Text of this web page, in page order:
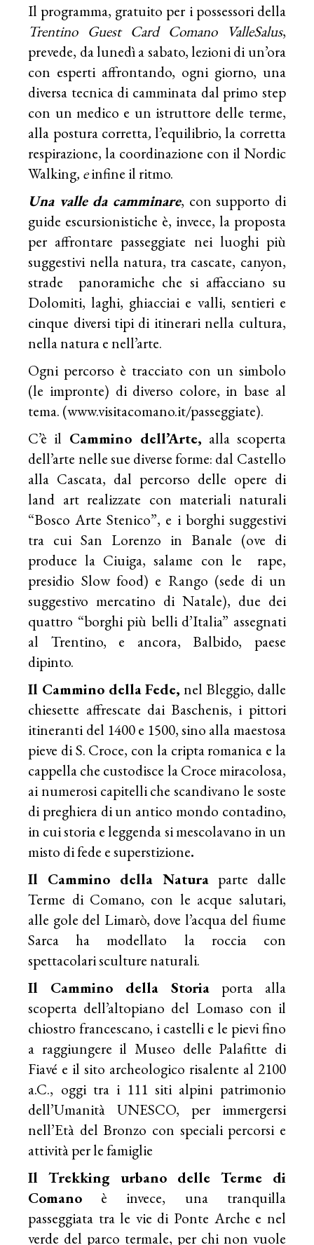
Il programma, gratuito per i possessori della
Trentino Guest Card Comano ValleSalus,
prevede, da lunedì a sabato, lezioni di un’ora
con esperti affrontando, ogni giorno, una
diversa tecnica di camminata dal primo step
con un medico e un istruttore delle terme,
alla postura corretta, l’equilibrio, la corretta
respirazione, la coordinazione con il Nordic
Walking, einfine il ritmo.
Una valle da camminare, con supporto di
guide escursionistiche è, invece, la proposta
per affrontare passeggiate nei luoghi più
suggestivi nella natura, tra cascate, canyon,
strade panoramiche che si affacciano su
Dolomiti, laghi, ghiacciai e valli, sentieri e
cinque diversi tipi di itinerari nella cultura,
nella natura e nell’arte.
Ogni percorso è tracciato con un simbolo
(le impronte) di diverso colore, in base al
tema. (www.visitacomano.it/passeggiate).
C’è il Cammino dell’Arte, alla scoperta
dell’arte nelle sue diverse forme: dal Castello
alla Cascata, dal percorso delle opere di
land art realizzate con materiali naturali
“Bosco Arte Stenico”, e i borghi suggestivi
tra cui San Lorenzo in Banale (ove di
produce la Ciuiga, salame con le rape,
presidio Slow food) e Rango (sede di un
suggestivo mercatino di Natale), due dei
quattro “borghi più belli d’Italia” assegnati
al Trentino, e ancora, Balbido, paese
dipinto.
Il Cammino della Fede, nel Bleggio, dalle
chiesette affrescate dai Baschenis, i pittori
itineranti del 1400 e 1500, sino alla maestosa
pieve di S. Croce, con la cripta romanica e la
cappella che custodisce la Croce miracolosa,
ai numerosi capitelli che scandivano le soste
di preghiera di un antico mondo contadino,
in cui storia e leggenda si mescolavano in un
misto di fede e superstizione.
Il Cammino della Naturaparte dalle
Terme di Comano, con le acque salutari,
alle gole del Limarò, dove l’acqua del fiume
Sarca ha modellato la roccia con
spettacolari sculture naturali.
Il Cammino della Storiaporta alla
scoperta dell’altopiano del Lomaso con il
chiostro francescano, i castelli e le pievi fino
a raggiungere il Museo delle Palafitte di
Fiavé e il sito archeologico risalente al 2100
a.C., oggi tra i 111 siti alpini patrimonio
dell’Umanità UNESCO, per immergersi
nell’Età del Bronzo con speciali percorsi e
attività per le famiglie
Il Trekking urbano delle Terme di
Comano è invece, una tranquilla
passeggiata tra le vie di Ponte Arche e nel
verde del parco termale, per chi non vuole